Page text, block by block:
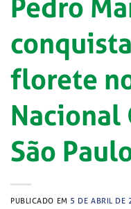
florete
Nacional
São
PUBLICADO EM 5 DE ABRIL DE